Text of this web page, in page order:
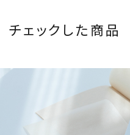
チェックした商品